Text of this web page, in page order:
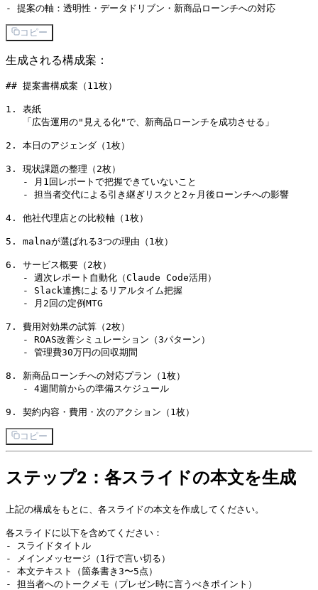
コピー
生成される構成案：
## 提案書構成案（11枚）
1. 表紙
   「広告運用の"見える化"で、新商品ローンチを成功させる」
2. 本日のアジェンダ（1枚）
3. 現状課題の整理（2枚）
   - 月1回レポートで把握できていないこと
   - 担当者交代による引き継ぎリスクと2ヶ月後ローンチへの影響
4. 他社代理店との比較軸（1枚）
5. malnaが選ばれる3つの理由（1枚）
6. サービス概要（2枚）
   - 週次レポート自動化（Claude Code活用）
   - Slack連携によるリアルタイム把握
   - 月2回の定例MTG
7. 費用対効果の試算（2枚）
   - ROAS改善シミュレーション（3パターン）
   - 管理費30万円の回収期間
8. 新商品ローンチへの対応プラン（1枚）
   - 4週間前からの準備スケジュール
コピー
ステップ2：各スライドの本文を生成
上記の構成をもとに、各スライドの本文を作成してください。
各スライドに以下を含めてください：
- スライドタイトル
- メインメッセージ（1行で言い切る）
- 本文テキスト（箇条書き3〜5点）
- 担当者へのトークメモ（プレゼン時に言うべきポイント）